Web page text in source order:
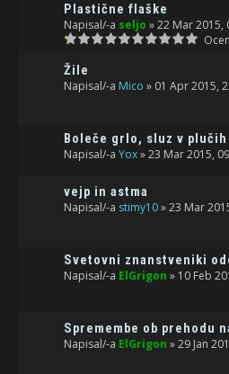
Plastične flaške
Napisal/-a seljo » 22 Mar 2015,
Žile
Napisal/-a Mico » 01 Apr 2015,
Boleče grlo, sluz v
Napisal/-a Yox» 23 Mar 2015,
vejp in astma
Napisal/-a stimy10» 23 Mar
Svetovni znanstveniki
Napisal/-a ElGrigon » 10 Feb
Spremembe ob prehodu
Napisal/-a ElGrigon » 29 Jan